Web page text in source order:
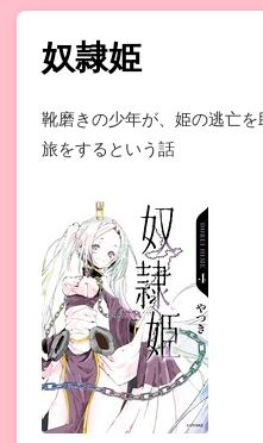
奴隷姫
靴磨きの少年が、姫の逃亡
旅をするという話